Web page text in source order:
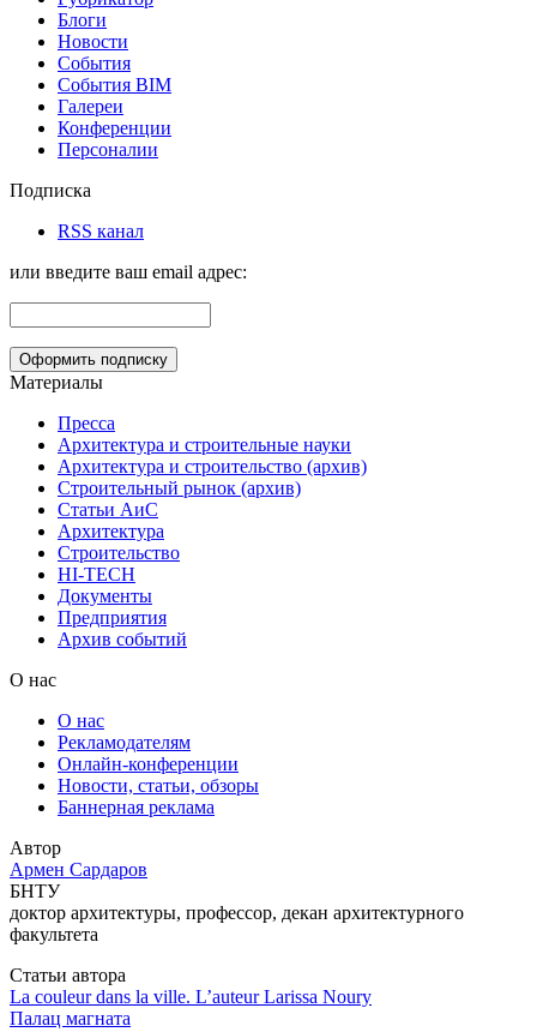
Блоги
Новости
События
События BIM
Галереи
Конференции
Персоналии
Подписка
RSS канал
или введите ваш email адрес:
Материалы
Пресса
Архитектура и строительные науки
Архитектура и строительство (архив)
Строительный рынок (архив)
Статьи АиС
Архитектура
Строительство
HI-TECH
Документы
Предприятия
Архив событий
О нас
О нас
Рекламодателям
Онлайн-конференции
Новости, статьи, обзоры
Баннерная реклама
Автор
Армен Сардаров
БНТУ
доктор архитектуры, профессор, декан архитектурного
факультета
Статьи автора
La couleur dans la ville. L’auteur Larissa Noury
Палац магната